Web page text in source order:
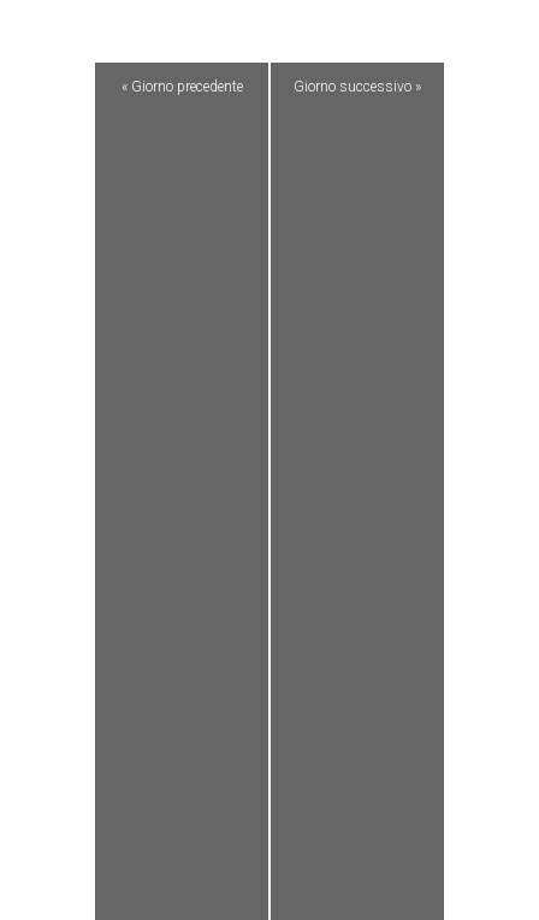
« Giorno precedente Giorno successivo »